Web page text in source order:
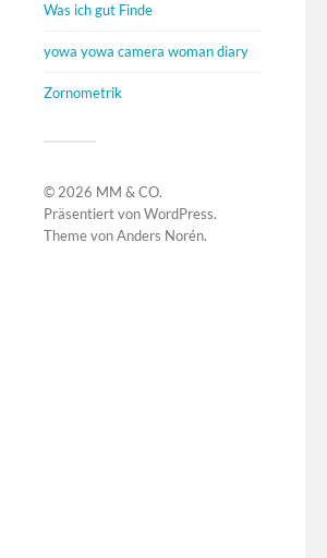
Was ich gut Finde
yowa yowa camera woman diary
Zornometrik
© 2026 MM & CO.
Präsentiert vonWordPress.
Theme vonAnders Norén.